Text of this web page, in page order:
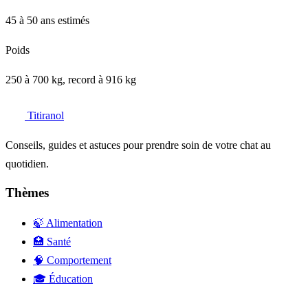
45 à 50 ans estimés
Poids
250 à 700 kg, record à 916 kg
Titiranol
Conseils, guides et astuces pour prendre soin de votre chat au
quotidien.
Thèmes
🍃 Alimentation
🏥 Santé
🧠 Comportement
🎓 Éducation